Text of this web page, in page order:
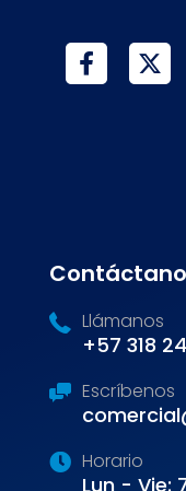
Llámanos
+57 318
Escríbenos
Horario
Lun - Vie: